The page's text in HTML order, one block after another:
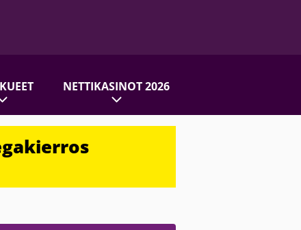
NETTIKASINOT 2026